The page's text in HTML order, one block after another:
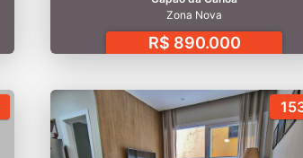
Zona Nova
R$ 890.000